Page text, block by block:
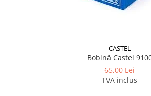
CASTEL
Bobină Castel
65,00 Lei
TVA inclus